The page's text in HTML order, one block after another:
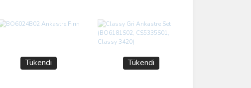
Tükendi Tükendi